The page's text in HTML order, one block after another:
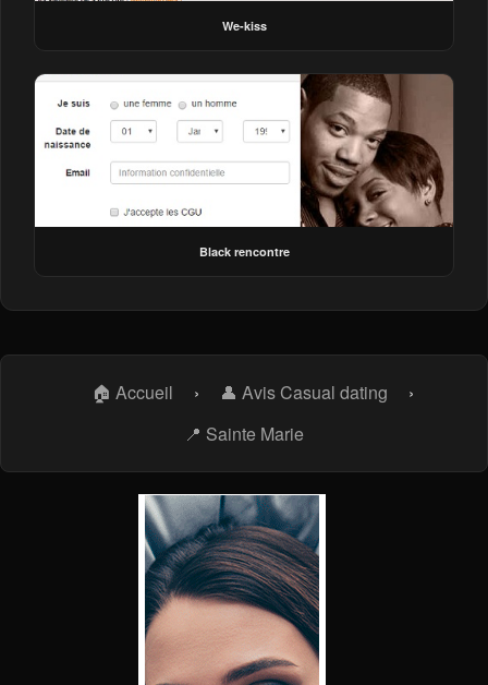
We-kiss
Black rencontre
🏠 Accueil › 👤 Avis Casual dating
›
📍 Sainte Marie